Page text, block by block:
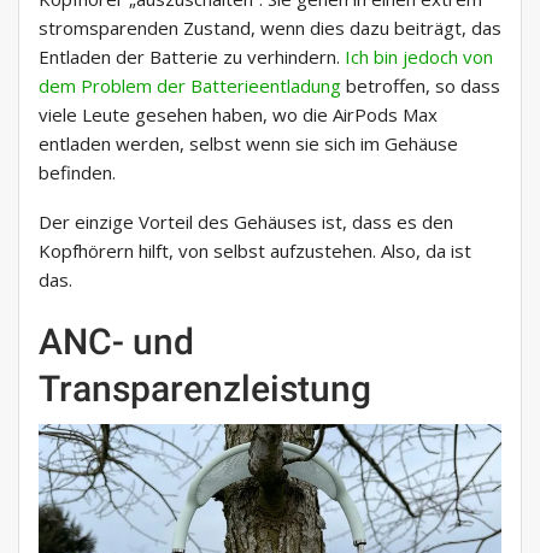
stromsparenden Zustand, wenn dies dazu beiträgt, das
Entladen der Batterie zu verhindern. Ich bin jedoch von
dem Problem der Batterieentladung betroffen, so dass
viele Leute gesehen haben, wo die AirPods Max
entladen werden, selbst wenn sie sich im Gehäuse
befinden.
Der einzige Vorteil des Gehäuses ist, dass es den
Kopfhörern hilft, von selbst aufzustehen. Also, da ist
das.
ANC- und
Transparenzleistung